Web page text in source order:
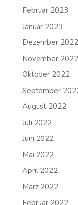
Februar 2023
Januar 2023
Dezember 2022
November 2022
Oktober 2022
September
August 2022
Juli 2022
Juni 2022
Mai 2022
April 2022
März 2022
Februar 2022